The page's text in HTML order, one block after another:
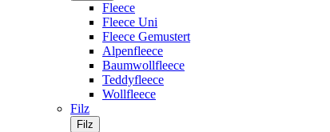
Fleece
Fleece Uni
Fleece Gemustert
Alpenfleece
Baumwollfleece
Teddyfleece
Wollfleece
Filz
Filz